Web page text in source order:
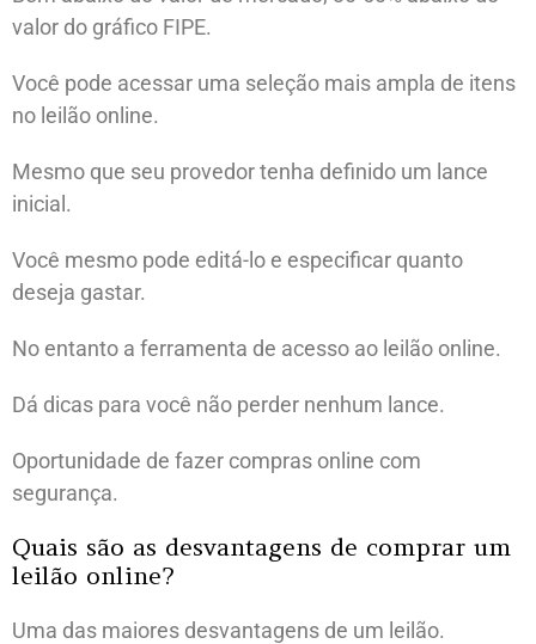
valor do gráfico FIPE.
Você pode acessar uma seleção mais ampla de itens
no leilão online.
Mesmo que seu provedor tenha definido um lance
inicial.
Você mesmo pode editá-lo e especificar quanto
deseja gastar.
No entanto a ferramenta de acesso ao leilão online.
Dá dicas para você não perder nenhum lance.
Oportunidade de fazer compras online com
segurança.
Quais são as desvantagens de comprar um
leilão online?
Uma das maiores desvantagens de um leilão.